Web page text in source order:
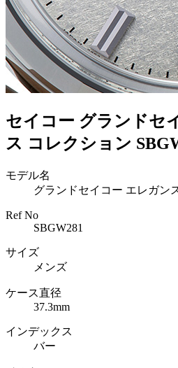
セイコー グランドセ
ス コレクション
モデル名
グランドセイコー エレガン
Ref No
SBGW281
サイズ
メンズ
ケース直径
37.3mm
インデックス
バー